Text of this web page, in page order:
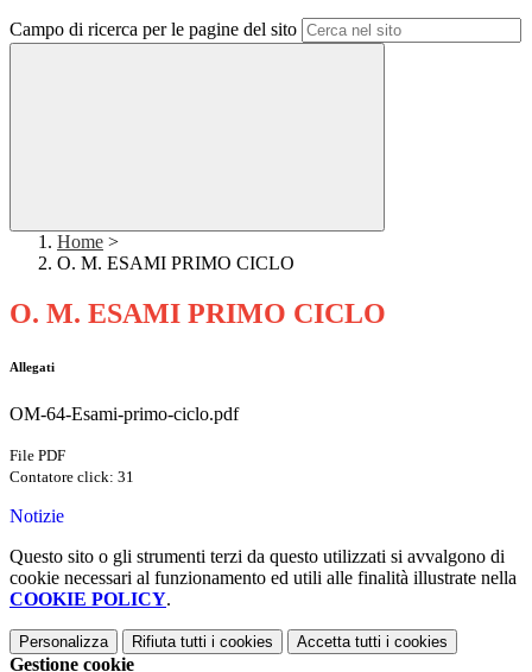
Campo di ricerca per le pagine del sito
Home >
O. M. ESAMI PRIMO CICLO
O. M. ESAMI PRIMO CICLO
Allegati
OM-64-Esami-primo-ciclo.pdf
File PDF
Contatore click: 31
Notizie
Questo sito o gli strumenti terzi da questo utilizzati si avvalgono di
cookie necessari al funzionamento ed utili alle finalità illustrate nella
COOKIE POLICY.
Personalizza Rifiuta tutti i cookies Accetta tutti i cookies
Gestione cookie